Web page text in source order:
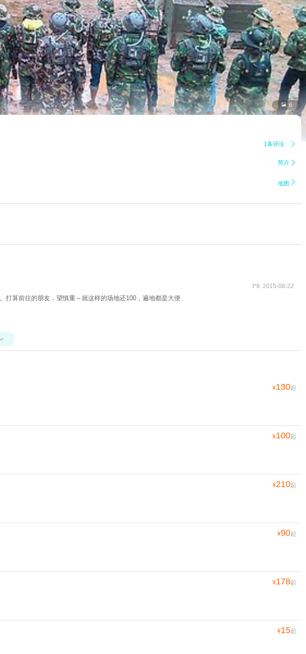
 6
1条评论 
简介 
地图 
t*8 2015-08-22
打算前往的朋友，望慎重～就这样的场地还100，遍地都是大便
¥130起
¥100起
¥210起
¥90起
¥178起
¥15起